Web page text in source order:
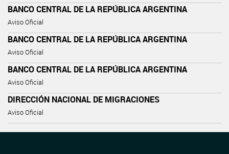
BANCO CENTRAL DE LA REPÚBLICA ARGENTINA
Aviso Oficial
BANCO CENTRAL DE LA REPÚBLICA ARGENTINA
Aviso Oficial
BANCO CENTRAL DE LA REPÚBLICA ARGENTINA
Aviso Oficial
DIRECCIÓN NACIONAL DE MIGRACIONES
Aviso Oficial